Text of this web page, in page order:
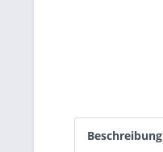
Beschreibung